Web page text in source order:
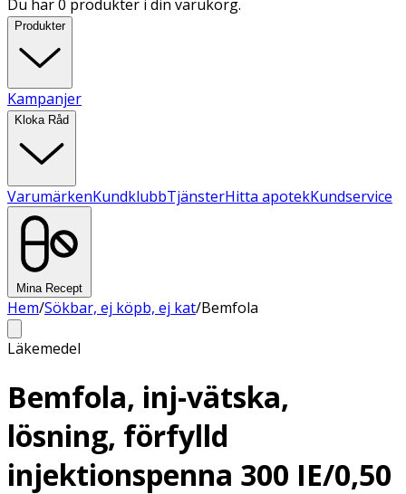
Du har 0 produkter i din varukorg.
Produkter
Kampanjer
Kloka Råd
VarumärkenKundklubbTjänsterHitta apotekKundservice
Mina Recept
Hem/Sökbar, ej köpb, ej kat/Bemfola
Läkemedel
Bemfola, inj-vätska,
lösning, förfylld
injektionspenna 300 IE/0,50